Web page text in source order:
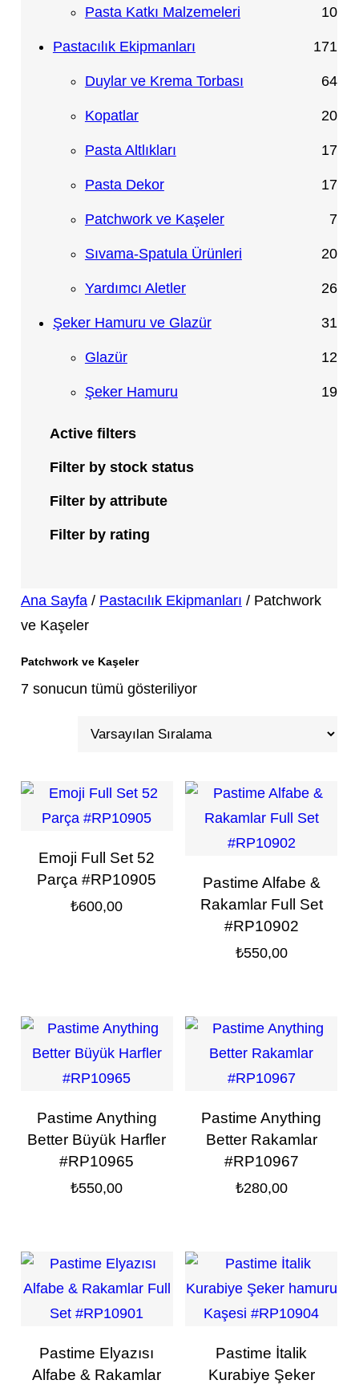
nür
n
ü
ü
n
ü
ü
n
Pasta Katkı Malzemeleri 101
ü
r
ü
n
Pastacılık Ekipmanları 171
7
1
ü
r
ü
n
Duylar ve Krema Torbası 646
4
ü
r
ü
n
Kopatlar 202
0
ü
r
ü
n
Pasta Altlıkları 171
7
ü
r
ü
Pasta Dekor 171
7
ü
r
Patchwork ve Kaşeler 77
ü
r
Sıvama-Spatula Ürünleri 202
0
ü
Yardımcı Aletler 262
r
Şeker Hamuru ve Glazür 31
ü
Glazür 12
2
Şeker Hamuru 191
Active filters
Filter by stock status
Filter by attribute
Filter by rating
Ana Sayfa/ Pastacılık Ekipmanları / Patchwork
ve Kaşeler
Patchwork ve Kaşeler
7 sonucun tümü gösteriliyor
Emoji Full Set 52
Parça #RP10905
₺600,00
Pastime Alfabe &
Rakamlar Full Set
#RP10902
₺550,00
Pastime Anything
Better Büyük Harfler
#RP10965
₺550,00
Pastime Anything
Better Rakamlar
#RP10967
₺280,00
Pastime Elyazısı
Alfabe & Rakamlar
Pastime İtalik
Kurabiye Şeker